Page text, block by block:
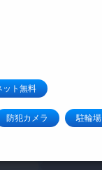
ット無料
防犯カメラ 駐輪場